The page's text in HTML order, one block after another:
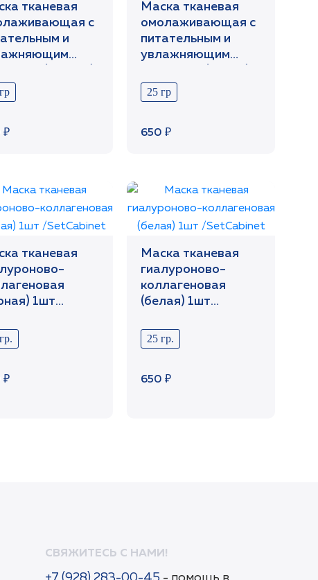
тканевая
с
и
/SetCabinet
₽
Маска тканевая
омолаживающая с
питательным и
увлажняющим
1шт /SetCabinet
25 гр
650 ₽
тканевая
1шт
₽
Маска тканевая
гиалуроново-
коллагеновая
(белая) 1шт
25 гр.
650 ₽
СВЯЖИТЕСЬ С НАМИ!